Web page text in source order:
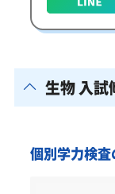
生物 入試
個別学力検